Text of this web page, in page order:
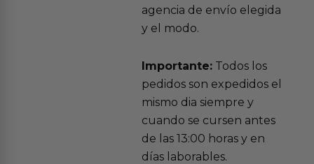
agencia de envío elegida
y el modo.
Importante:Todos los
pedidos son expedidos el
mismo dia siempre y
cuando se cursen antes
de las 13:00 horas y en
días laborables.